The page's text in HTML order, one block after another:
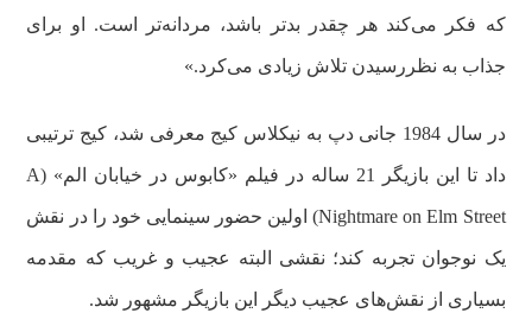
که فکر می‌کند هر چقدر بدتر باشد، مردانه‌تر است. او برای
جذاب به نظررسیدن تلاش زیادی می‌کرد.»
در سال 1984 جانی دپ به نیکلاس کیج معرفی شد، کیج ترتیبی
داد تا این بازیگر 21 ساله در فیلم «کابوس در خیابان الم» (A
Nightmare on Elm Street) اولین حضور سینمایی خود را در نقش
یک نوجوان تجربه کند؛ نقشی البته عجیب و غریب‌ که مقدمه‌
بسیاری از نقش‌های عجیب دیگر این بازیگر مشهور شد.